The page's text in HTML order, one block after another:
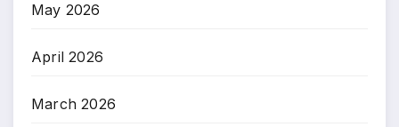
May 2026
April 2026
March 2026